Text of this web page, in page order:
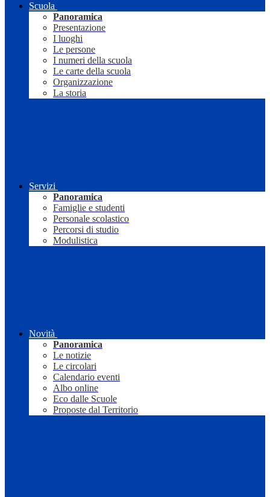
Scuola
Panoramica
Presentazione
I luoghi
Le persone
I numeri della scuola
Le carte della scuola
Organizzazione
La storia
Servizi
Panoramica
Famiglie e studenti
Personale scolastico
Percorsi di studio
Modulistica
Novità
Panoramica
Le notizie
Le circolari
Calendario eventi
Albo online
Eco dalle Scuole
Proposte dal Territorio